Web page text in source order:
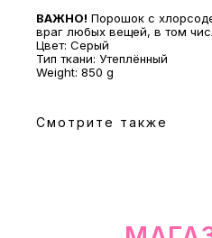
ВАЖНО! Порошок с
враг любых вещей, в том
Цвет: Серый
Тип ткани: Утеплённый
Weight: 850 g
Смотрите также